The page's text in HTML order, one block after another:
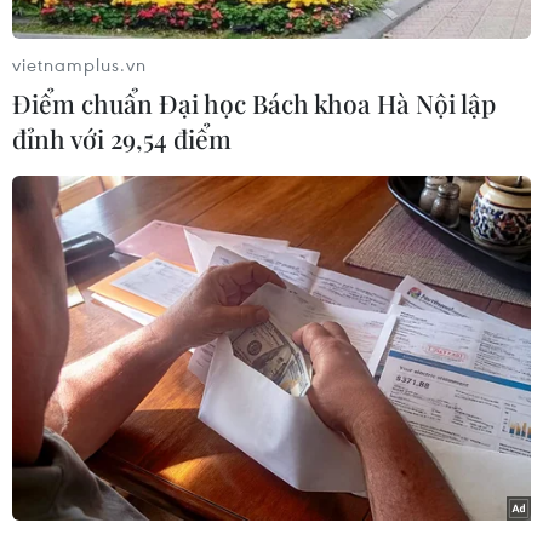
tại bến Bạch Đằng (Quận 1). Theo đó, 10.500
drone sẽ đồng loạt bay lên cao vào lúc 20 giờ 30
phút - 20 giờ 45 phút. Đây cũng là khung giờ
trình diễn chính thức, trong ngày 1/5.
một trong những sự kiện được người dân và du
khách tại Thành phố Hồ Chí Minh đón chờ trong
chuỗi hoạt động “Sắc màu Thành phố Bác,” được
tổ chức nhân kỷ niệm 50 năm ngày Giải phóng
miền Nam, thống nhất đất nước (30/4/1975-
30/4/2025).
Màn trình diễn drone lần này khắc họa những
hình ảnh thiêng liêng, những biểu tượng sống
động về hành trình giành lại độc lập, thống nhất
cho dân tộc Việt Nam như khoảnh khắc xe tăng
vietnamplus.vn
Điểm chuẩn Đại học Bách khoa Hà Nội lập
đỉnh với 29,54 điểm